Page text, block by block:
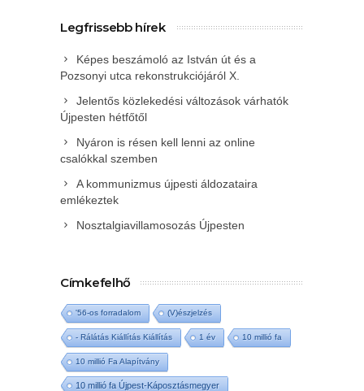
Legfrissebb hírek
Képes beszámoló az István út és a
Pozsonyi utca rekonstrukciójáról X.
Jelentős közlekedési változások várhatók
Újpesten hétfőtől
Nyáron is résen kell lenni az online
csalókkal szemben
A kommunizmus újpesti áldozataira
emlékeztek
Nosztalgiavillamosozás Újpesten
Címkefelhő
'56-os forradalom (V)észjelzés
- Rálátás Kiállítás Kiállítás 1 év 10 millió fa
10 millió Fa Alapítvány
10 millió fa Újpest-Káposztásmegyer